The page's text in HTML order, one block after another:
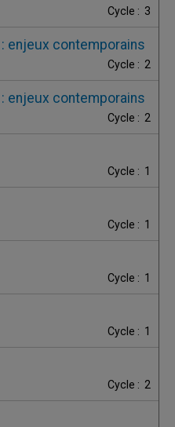
3
enjeux contemporains
2
enjeux contemporains
2
1
1
1
1
2